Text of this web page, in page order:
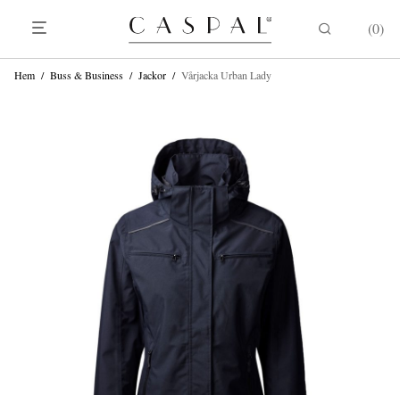
0
Hem / Buss & Business / Jackor / Vårjacka Urban Lady